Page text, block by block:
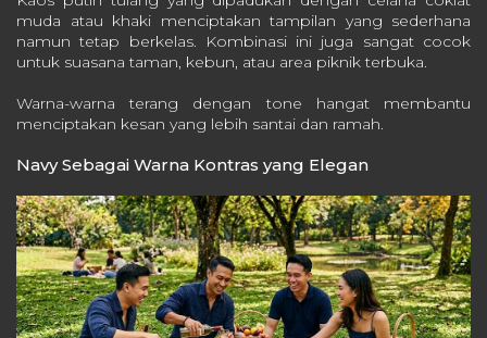
muda atau khaki menciptakan tampilan yang sederhana
namun tetap berkelas. Kombinasi ini juga sangat cocok
untuk suasana taman, kebun, atau area piknik terbuka.
Warna-warna terang dengan tone hangat membantu
menciptakan kesan yang lebih santai dan ramah.
Navy Sebagai Warna Kontras yang Elegan